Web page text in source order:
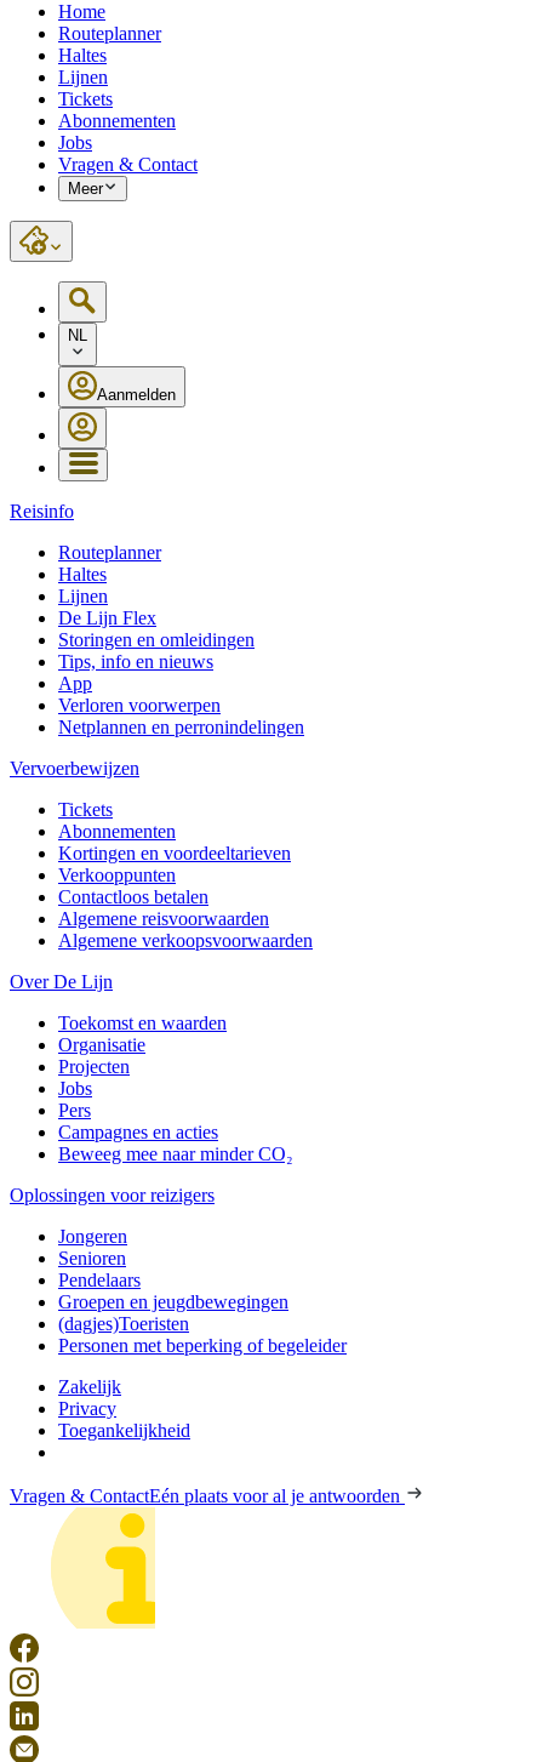
Home
Routeplanner
Haltes
Lijnen
Tickets
Abonnementen
Jobs
Vragen & Contact
Meer
NL
Aanmelden
Reisinfo
Routeplanner
Haltes
Lijnen
De Lijn Flex
Storingen en omleidingen
Tips, info en nieuws
App
Verloren voorwerpen
Netplannen en perronindelingen
Vervoerbewijzen
Tickets
Abonnementen
Kortingen en voordeeltarieven
Verkooppunten
Contactloos betalen
Algemene reisvoorwaarden
Algemene verkoopsvoorwaarden
Over De Lijn
Toekomst en waarden
Organisatie
Projecten
Jobs
Pers
Campagnes en acties
Beweeg mee naar minder CO₂
Oplossingen voor reizigers
Jongeren
Senioren
Pendelaars
Groepen en jeugdbewegingen
(dagjes)Toeristen
Personen met beperking of begeleider
Zakelijk
Privacy
Toegankelijkheid
Vragen & ContactEén plaats voor al je antwoorden